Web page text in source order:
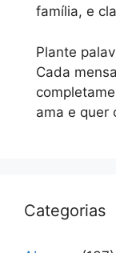
família, e
Plante
Cada
ama e quer
Categorias